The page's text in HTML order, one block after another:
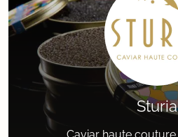
Sturia